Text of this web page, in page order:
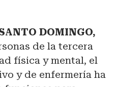
DOMINGO,
de la tercera
física y mental, el
y de enfermería ha